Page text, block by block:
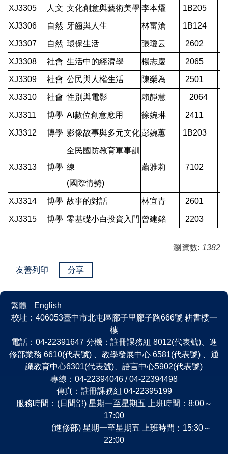
XJ3305 人文 文化創意與藝術美學李本燿 1B205
XJ3306 自然 牙齒與人生 林富滄 1B124
XJ3307 自然 環保生活 張瓊云 2602
XJ3308 社會 生活中的經濟學 楊志慶 2065
XJ3309 社會 公民與人權生活 陳榮為 2501
XJ3310 社會 性別與電影 賴靜慧 2064
XJ3311 博學 AI數位創意應用 徐婉琳 2411
XJ3312 博學 影像故事與多元文化彭婉蕙 1B203
XJ3313 博學
全民國防教育軍事訓
練
(國際情勢)
蕭雅莉 7102
XJ3314 博學 故事的對話 林宜青 2601
XJ3315 博學 零基礎小白投資入門 曾建銘 2203
瀏覽數: 1382
友善列印 分享
繁體
English
校址：406053臺中市北屯區廍子里廍子路666號 耕書樓一
樓
電話：04-22391647 分機：註冊課務組 8012(代表號)、進
修部業務 6610(代表號) 、教學發展中心 6581(代表號) 、通
識教育中心6301(代表號)、語言中心5902(代表號)
專線：04-22394046 / 04-22394498
傳真：註冊課務組 04-22395199
服務時間：(日間部) 星期一至星期五 上班時間：8:00～
17:00
(進修部) 星期一至星期五 上班時間：15:30～
22:00